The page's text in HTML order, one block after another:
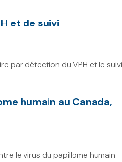
et de suivi
par détection du VPH et le suivi
humain au Canada,
le virus du papillome humain